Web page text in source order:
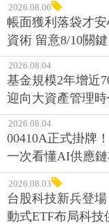
2026.08.06
帳面獲利落袋才
資術 留意8/10關鍵
2026.08.04
基金規模2年增近
迎向大資產管理
2026.08.04
00410A正式掛牌
一次看懂AI供應
2026.08.03
台股科技新兵登
動式ETF布局科技